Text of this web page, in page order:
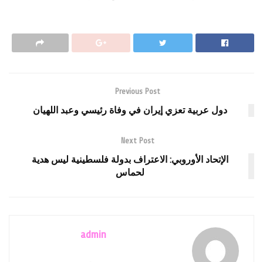
Previous Post
دول عربية تعزي إيران في وفاة رئيسي وعبد اللهيان
Next Post
الإتحاد الأوروبي: الاعتراف بدولة فلسطينية ليس هدية
لحماس
admin